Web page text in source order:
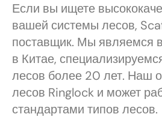
Если вы ищете
вашей системы лесов,
поставщик. Мы являемся
в Китае,
лесов более 20 лет. Наш
лесов Ringlock и может
стандартами типов лесов.